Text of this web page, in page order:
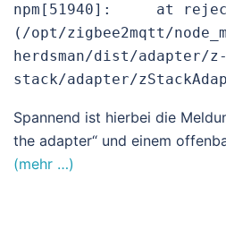
npm[51940]:     at
(/opt/zigbee2mqtt/
herdsman/dist/adapter/z-
Spannend ist hierbei die
the adapter“ und einem
(mehr …)